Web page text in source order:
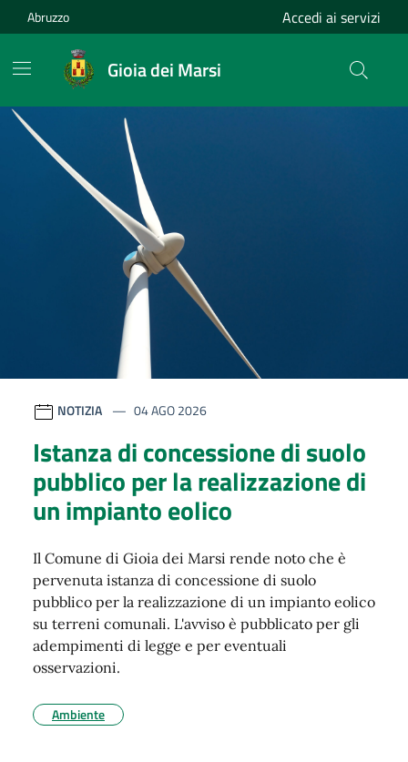
Vai ai contenuti
Vai al footer
Abruzzo Accedi ai servizi
Gioia dei Marsi
Gioia dei Marsi
Contenuti in evidenza
Novità in evidenza
NOTIZIA 04 AGO 2026
Istanza di concessione di suolo
pubblico per la realizzazione di
un impianto eolico
Il Comune di Gioia dei Marsi rende noto che è
pervenuta istanza di concessione di suolo
pubblico per la realizzazione di un impianto eolico
su terreni comunali. L'avviso è pubblicato per gli
adempimenti di legge e per eventuali
osservazioni.
Ambiente